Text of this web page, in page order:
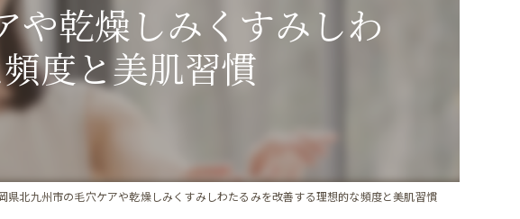
や乾燥しみくすみしわ
度と美肌習慣
県北九州市の毛穴ケアや乾燥しみくすみしわたるみを改善する理想的な頻度と美肌習慣